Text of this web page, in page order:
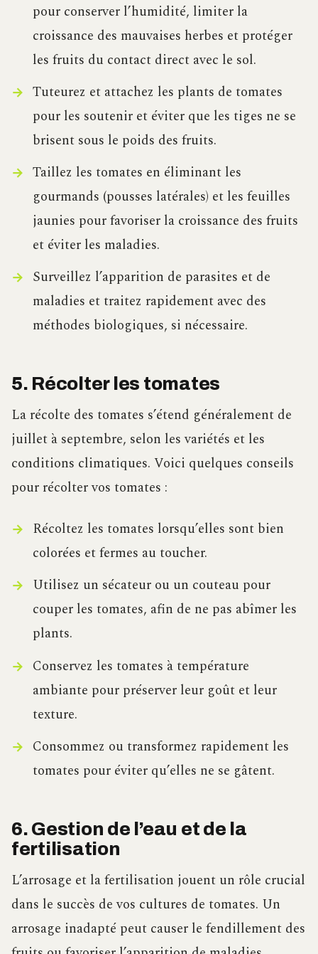
pour conserver l’humidité, limiter la
croissance des mauvaises herbes et protéger
les fruits du contact direct avec le sol.
Tuteurez et attachez les plants de tomates
pour les soutenir et éviter que les tiges ne se
brisent sous le poids des fruits.
Taillez les tomates en éliminant les
gourmands (pousses latérales) et les feuilles
jaunies pour favoriser la croissance des fruits
et éviter les maladies.
Surveillez l’apparition de parasites et de
maladies et traitez rapidement avec des
méthodes biologiques, si nécessaire.
5. Récolter les tomates
La récolte des tomates s’étend généralement de
juillet à septembre, selon les variétés et les
conditions climatiques. Voici quelques conseils
pour récolter vos tomates :
Récoltez les tomates lorsqu’elles sont bien
colorées et fermes au toucher.
Utilisez un sécateur ou un couteau pour
couper les tomates, afin de ne pas abîmer les
plants.
Conservez les tomates à température
ambiante pour préserver leur goût et leur
texture.
Consommez ou transformez rapidement les
tomates pour éviter qu’elles ne se gâtent.
6. Gestion de l’eau et de la
fertilisation
L’arrosage et la fertilisation jouent un rôle crucial
dans le succès de vos cultures de tomates. Un
arrosage inadapté peut causer le fendillement des